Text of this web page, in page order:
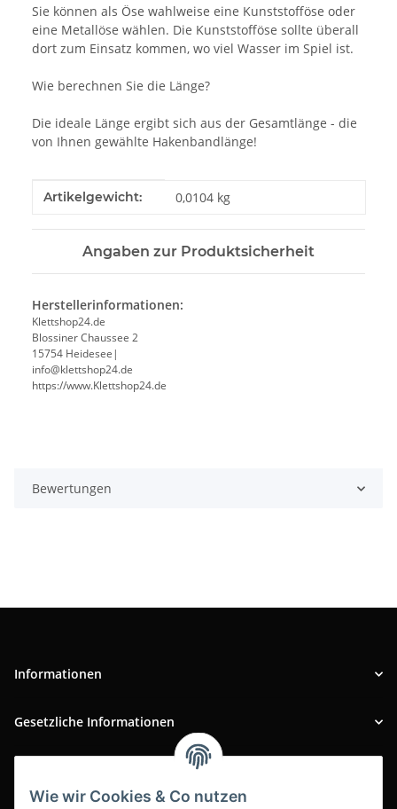
Wie wir Cookies & Co nutzen
Sie können als Öse wahlweise eine Kunststofföse oder
eine Metallöse wählen. Die Kunststofföse sollte überall
dort zum Einsatz kommen, wo viel Wasser im Spiel ist.
Wie berechnen Sie die Länge?
Die ideale Länge ergibt sich aus der Gesamtlänge - die
von Ihnen gewählte Hakenbandlänge!
Produkteigenschaft
Wert
Artikelgewicht: 0,0104 kg
Angaben zur Produktsicherheit
Herstellerinformationen:
Klettshop24.de
Blossiner Chaussee 2
15754 Heidesee|
info@klettshop24.de
https://www.Klettshop24.de
Bewertungen
Informationen
Gesetzliche Informationen